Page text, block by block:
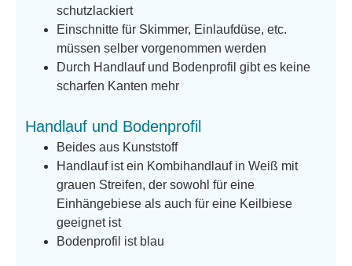
schutzlackiert
Einschnitte für Skimmer, Einlaufdüse, etc.
müssen selber vorgenommen werden
Durch Handlauf und Bodenprofil gibt es keine
scharfen Kanten mehr
Handlauf und Bodenprofil
Beides aus Kunststoff
Handlauf ist ein Kombihandlauf in Weiß mit
grauen Streifen, der sowohl für eine
Einhängebiese als auch für eine Keilbiese
geeignet ist
Bodenprofil ist blau